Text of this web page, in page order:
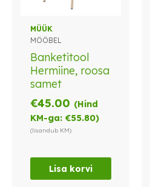
MÜÜK
MÖÖBEL
Banketitool
Hermiine, roosa
samet
€45.00 (Hind
KM-ga:€55.80)
(lisandub KM)
Lisa korvi